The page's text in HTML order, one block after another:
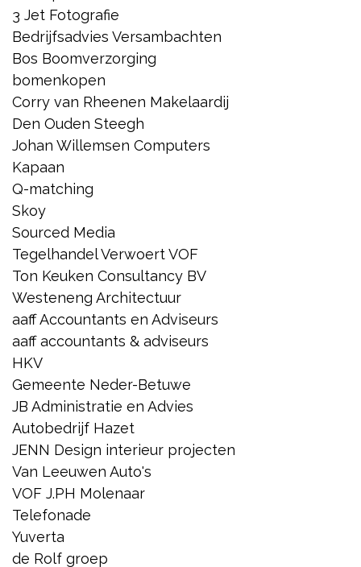
3 Jet Fotografie
Bedrijfsadvies Versambachten
Bos Boomverzorging
bomenkopen
Corry van Rheenen Makelaardij
Den Ouden Steegh
Johan Willemsen Computers
Kapaan
Q-matching
Skoy
Sourced Media
Tegelhandel Verwoert VOF
Ton Keuken Consultancy BV
Westeneng Architectuur
aaff Accountants en Adviseurs
aaff accountants & adviseurs
HKV
Gemeente Neder-Betuwe
JB Administratie en Advies
Autobedrijf Hazet
JENN Design interieur projecten
Van Leeuwen Auto's
VOF J.PH Molenaar
Telefonade
Yuverta
de Rolf groep